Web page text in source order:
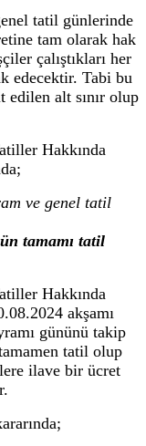
tatil günlerinde
tam olarak hak
çalıştıkları her
edecektir. Tabi bu
edilen alt sınır olup
Hakkında
ve genel tatil
tamamı tatil
Hakkında
akşamı
gününü takip
tatil olup
ilave bir ücret